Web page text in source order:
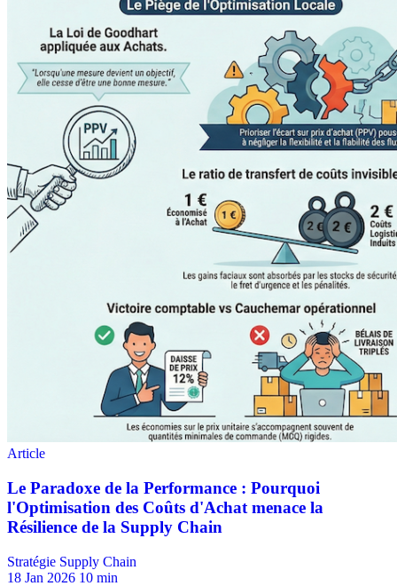
Stratégie Supply Chain
18 Jan 2026 10 min